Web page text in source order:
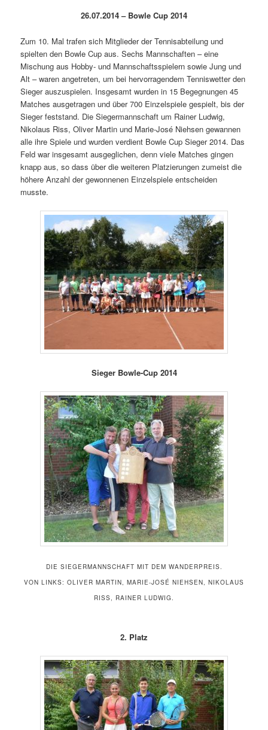
26.07.2014 – Bowle Cup 2014
Zum 10. Mal trafen sich Mitglieder der Tennisabteilung und
spielten den Bowle Cup aus. Sechs Mannschaften – eine
Mischung aus Hobby- und Mannschaftsspielern sowie Jung und
Alt – waren angetreten, um bei hervorragendem Tenniswetter den
Sieger auszuspielen. Insgesamt wurden in 15 Begegnungen 45
Matches ausgetragen und über 700 Einzelspiele gespielt, bis der
Sieger feststand. Die Siegermannschaft um Rainer Ludwig,
Nikolaus Riss, Oliver Martin und Marie-José Niehsen gewannen
alle ihre Spiele und wurden verdient Bowle Cup Sieger 2014. Das
Feld war insgesamt ausgeglichen, denn viele Matches gingen
knapp aus, so dass über die weiteren Platzierungen zumeist die
höhere Anzahl der gewonnenen Einzelspiele entscheiden
musste.
Sieger Bowle-Cup 2014
DIE SIEGERMANNSCHAFT MIT DEM WANDERPREIS.
VON LINKS: OLIVER MARTIN, MARIE-JOSÉ NIEHSEN, NIKOLAUS
RISS, RAINER LUDWIG.
2. Platz